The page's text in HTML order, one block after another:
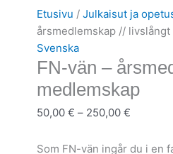
Etusivu / Julkaisut ja
årsmedlemskap //
Svenska
FN-vän –
medlemskap
50,00 € – 250,00 €
250,00 €
Som FN-vän ingår du i en
årsmedlemskap
//
livslångt
medlemskap
määrä